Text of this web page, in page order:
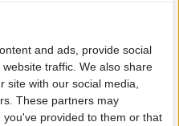
and ads, provide social
traffic. We also share
site with our social media,
These partners may
provided to them or that